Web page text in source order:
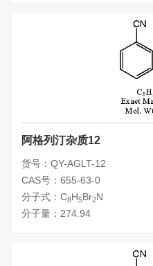
阿格列汀杂质12
货号：QY-AGLT-12
CAS号：655-63-0
分子式：C8H5Br2N
分子量：274.94